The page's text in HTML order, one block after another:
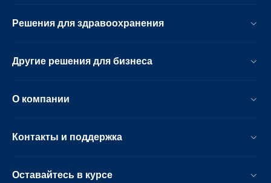
Решения для здравоохранения
Другие решения для бизнеса
О компании
Контакты и поддержка
Оставайтесь в курсе